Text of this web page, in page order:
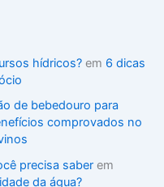
hídricos? em 6 dicas
de bebedouro para
comprovados no
precisa saber em
da água?